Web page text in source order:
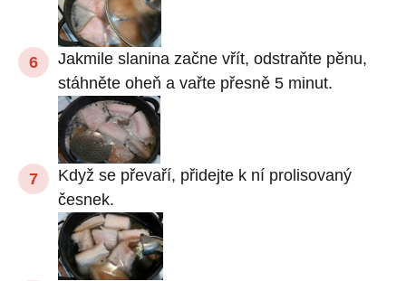
Jakmile slanina začne vřít, odstraňte pěnu,
stáhněte oheň a vařte přesně 5 minut.
Když se převaří, přidejte k ní prolisovaný
česnek.